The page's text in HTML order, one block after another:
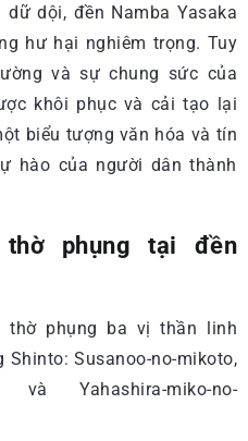
dội, đền Namba Yasaka
hư hại nghiêm trọng. Tuy
và sự chung sức của
khôi phục và cải tạo lại
biểu tượng văn hóa và tín
hào của người dân thành
phụng tại đền
thờ phụng ba vị thần linh
Susanoo-no-mikoto,
và Yahashira-miko-no-